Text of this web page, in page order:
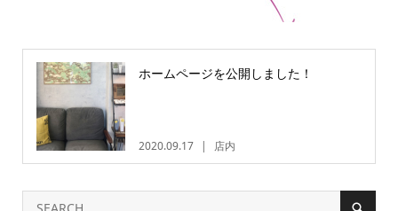
ホームページを公開しました！
2020.09.17 店内